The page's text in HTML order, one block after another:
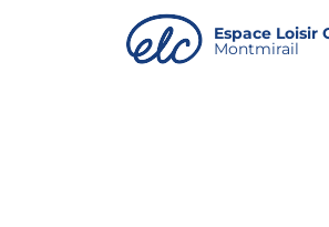
Espace Loisir
Montmirail
Panneau de gestion des cookies